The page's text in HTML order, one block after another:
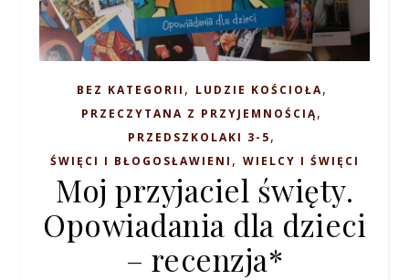
BEZ KATEGORII , LUDZIE KOŚCIOŁA,
PRZECZYTANA Z PRZYJEMNOŚCIĄ,
PRZEDSZKOLAKI 3-5,
ŚWIĘCI I BŁOGOSŁAWIENI , WIELCY I ŚWIĘCI
Moj przyjaciel święty.
Opowiadania dla dzieci
– recenzja*